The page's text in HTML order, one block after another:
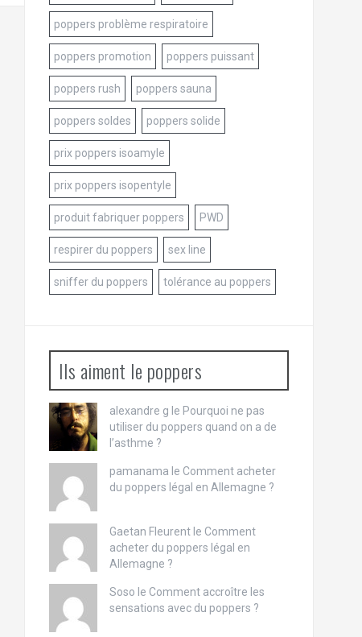
poppers problème respiratoire
poppers promotion poppers puissant
poppers rush poppers sauna
poppers soldes poppers solide
prix poppers isoamyle
prix poppers isopentyle
produit fabriquer poppers PWD
respirer du poppers sex line
sniffer du poppers tolérance au poppers
Ils aiment le poppers
alexandre g le Pourquoi ne pas
utiliser du poppers quand on a de
l’asthme ?
pamanama le Comment acheter
du poppers légal en Allemagne ?
Gaetan Fleurent le Comment
acheter du poppers légal en
Allemagne ?
Soso le Comment accroître les
sensations avec du poppers ?